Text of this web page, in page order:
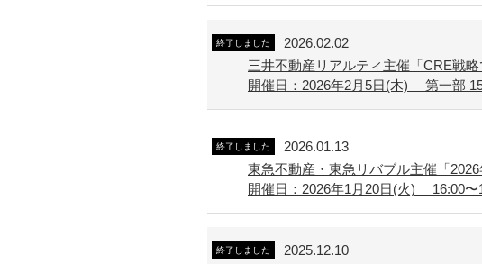
終了しました
2026.02.02
三井不動産リアルティ主催「CRE戦略
開催日：2026年2月5日(木) 第一部
終了しました
2026.01.13
東急不動産・東急リバブル主催「
開催日：2026年1月20日(火) 16:00〜
終了しました
2025.12.10